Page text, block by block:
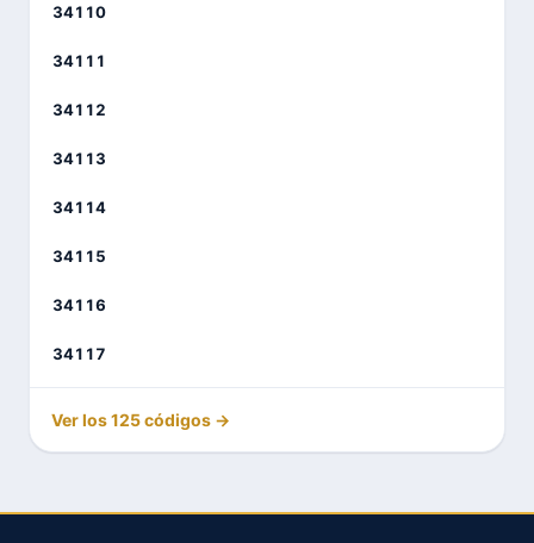
34110
34111
34112
34113
34114
34115
34116
34117
Ver los 125 códigos →